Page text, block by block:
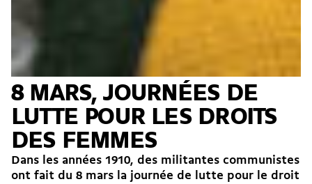
8 MARS, JOURNÉES DE
LUTTE POUR LES DROITS
DES FEMMES
Dans les années 1910, des militantes communistes
ont fait du 8 mars la journée de lutte pour le droit